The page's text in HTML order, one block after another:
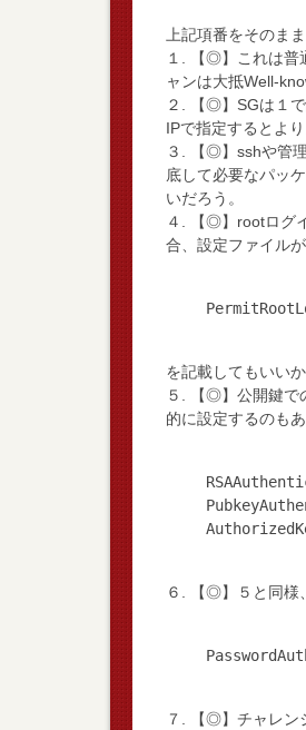
上記項番をそのま
１. 【◎】これは普
ャンは大抵Well-
２. 【◎】SGは１
IPで指定するとより
３. 【◎】sshや管
底して必要なパッ
いだろう。
４. 【◎】rootログ
合、設定ファイル
を記載してもいいか
５. 【◎】公開鍵で
的に設定するのもあ
６. 【◎】５と同様
７. 【◎】チャレン